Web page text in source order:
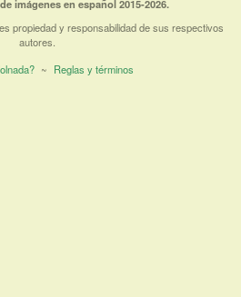
imágenes en español 2015-2026.
propiedad y responsabilidad de sus respectivos
autores.
~ Reglas y términos